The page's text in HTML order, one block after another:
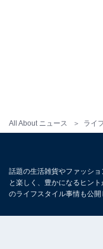
All About ニュース ライ
話題の生活雑貨やファッシ
と楽しく、豊かになるヒン
のライフスタイル事情も公開